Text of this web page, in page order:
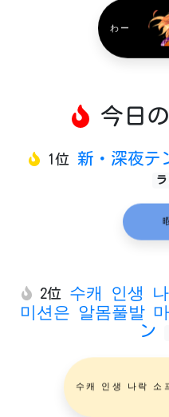
わー
今日の
1位 新・深夜テ
2位
수캐 인생
미션은 알몸풀발
ン
수캐 인생 나락 소